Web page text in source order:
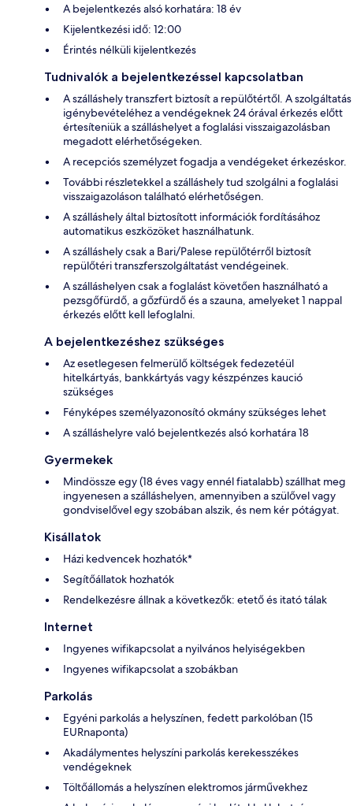
A bejelentkezés alsó korhatára: 18 év
Kijelentkezési idő: 12:00
Érintés nélküli kijelentkezés
Tudnivalók a bejelentkezéssel kapcsolatban
A szálláshely transzfert biztosít a repülőtértől. A szolgáltatás
igénybevételéhez a vendégeknek 24 órával érkezés előtt
értesíteniük a szálláshelyet a foglalási visszaigazolásban
megadott elérhetőségeken.
A recepciós személyzet fogadja a vendégeket érkezéskor.
További részletekkel a szálláshely tud szolgálni a foglalási
visszaigazoláson található elérhetőségen.
A szálláshely által biztosított információk fordításához
automatikus eszközöket használhatunk.
A szálláshely csak a Bari/Palese repülőtérről biztosít
repülőtéri transzferszolgáltatást vendégeinek.
A szálláshelyen csak a foglalást követően használható a
pezsgőfürdő, a gőzfürdő és a szauna, amelyeket 1 nappal
érkezés előtt kell lefoglalni.
A bejelentkezéshez szükséges
Az esetlegesen felmerülő költségek fedezetéül
hitelkártyás, bankkártyás vagy készpénzes kaució
szükséges
Fényképes személyazonosító okmány szükséges lehet
A szálláshelyre való bejelentkezés alsó korhatára 18
Gyermekek
Mindössze egy (18 éves vagy ennél fiatalabb) szállhat meg
ingyenesen a szálláshelyen, amennyiben a szülővel vagy
gondviselővel egy szobában alszik, és nem kér pótágyat.
Kisállatok
Házi kedvencek hozhatók*
Segítőállatok hozhatók
Rendelkezésre állnak a következők: etető és itató tálak
Internet
Ingyenes wifikapcsolat a nyilvános helyiségekben
Ingyenes wifikapcsolat a szobákban
Parkolás
Egyéni parkolás a helyszínen, fedett parkolóban (15
EURnaponta)
Akadálymentes helyszíni parkolás kerekesszékes
vendégeknek
Töltőállomás a helyszínen elektromos járművekhez